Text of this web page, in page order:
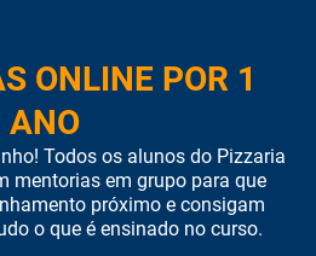
ONLINE POR 1
ANO
Todos os alunos do Pizzaria
mentorias em grupo para que
próximo e consigam
o que é ensinado no curso.